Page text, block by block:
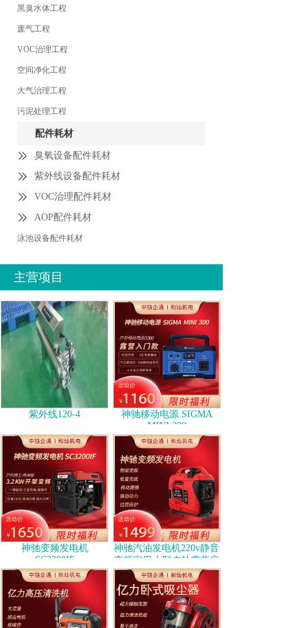
黑臭水体工程
废气工程
VOC治理工程
空间净化工程
大气治理工程
污泥处理工程
配件耗材
臭氧设备配件耗材
紫外线设备配件耗材
VOC治理配件耗材
AOP配件耗材
泳池设备配件耗材
主营项目
紫外线120-4
神驰移动电源 SIGMA
MINI 300
神驰变频发电机
SC3200IF
神驰汽油发电机220v静音
变频家用小型户外露营房
车别墅商用便携式